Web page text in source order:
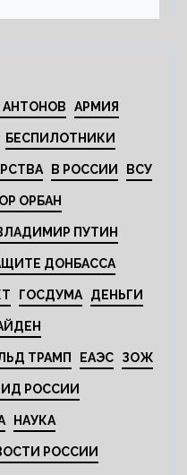
АРМИЯ
БЕСПИЛОТНИКИ
В РОССИИ ВСУ
ОРБАН
ПУТИН
ДОНБАССА
ГОСДУМА ДЕНЬГИ
ТРАМП ЕАЭС ЗОЖ
РОССИИ
НАУКА
РОССИИ